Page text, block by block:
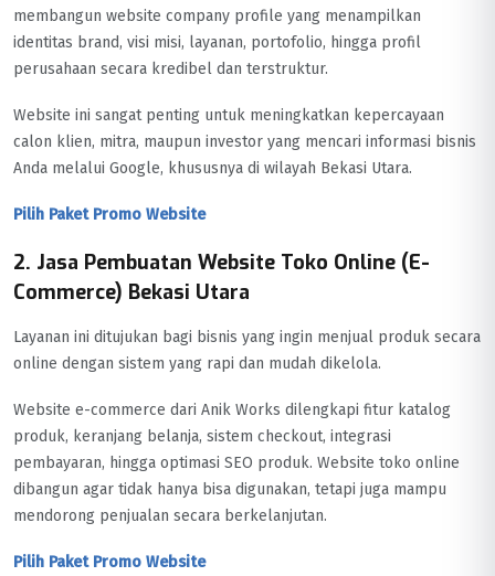
membangun website company profile yang menampilkan
identitas brand, visi misi, layanan, portofolio, hingga profil
perusahaan secara kredibel dan terstruktur.
Website ini sangat penting untuk meningkatkan kepercayaan
calon klien, mitra, maupun investor yang mencari informasi bisnis
Anda melalui Google, khususnya di wilayah Bekasi Utara.
Pilih Paket Promo Website
2. Jasa Pembuatan Website Toko Online (E-
Commerce) Bekasi Utara
Layanan ini ditujukan bagi bisnis yang ingin menjual produk secara
online dengan sistem yang rapi dan mudah dikelola.
Website e-commerce dari Anik Works dilengkapi fitur katalog
produk, keranjang belanja, sistem checkout, integrasi
pembayaran, hingga optimasi SEO produk. Website toko online
dibangun agar tidak hanya bisa digunakan, tetapi juga mampu
mendorong penjualan secara berkelanjutan.
Pilih Paket Promo Website